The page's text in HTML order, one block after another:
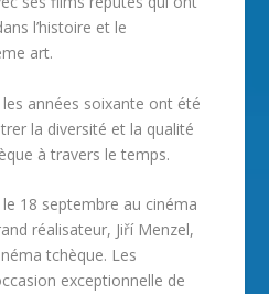
l’histoire et le
art.
années soixante ont été
la diversité et la qualité
à travers le temps.
18 septembre au cinéma
réalisateur, Jiří Menzel,
tchèque. Les
exceptionnelle de